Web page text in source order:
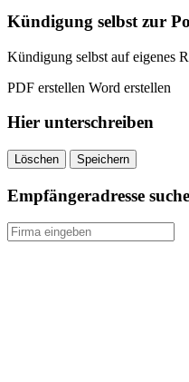
Kündigung selbst zur
Kündigung selbst auf eigenes
PDF erstellen Word erstellen
Hier unterschreiben
Löschen Speichern
Empfängeradresse